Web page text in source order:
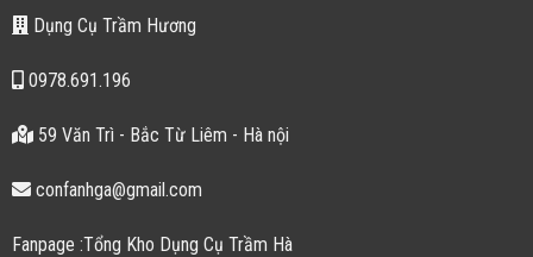
Dụng Cụ Trầm Hương
0978.691.196
59 Văn Trì - Bắc Từ Liêm - Hà nội
confanhga@gmail.com
Fanpage :Tổng Kho Dụng Cụ Trầm Hà